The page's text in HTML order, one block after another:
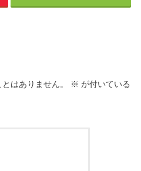
はありません。 ※ が付いている